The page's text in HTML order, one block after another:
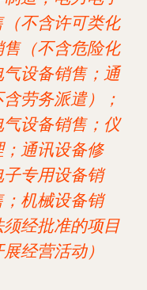
不含许可类化
（不含危险化
设备销售；通
劳务派遣）；
设备销售；仪
通讯设备修
专用设备销
机械设备销
经批准的项目
经营活动）